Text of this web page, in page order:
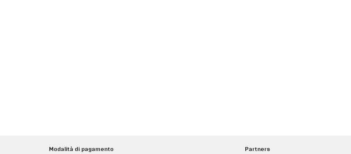
Modalità di pagamento Partners